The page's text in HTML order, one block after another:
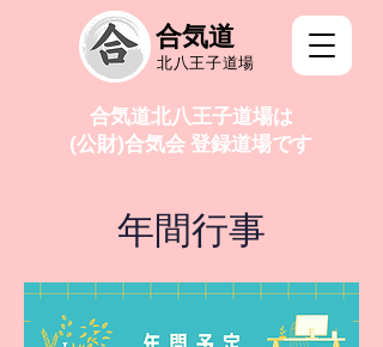
合気道
北八王子道場
合気道北八王子道場は
(公財)合気会 登録道場です
年間行事